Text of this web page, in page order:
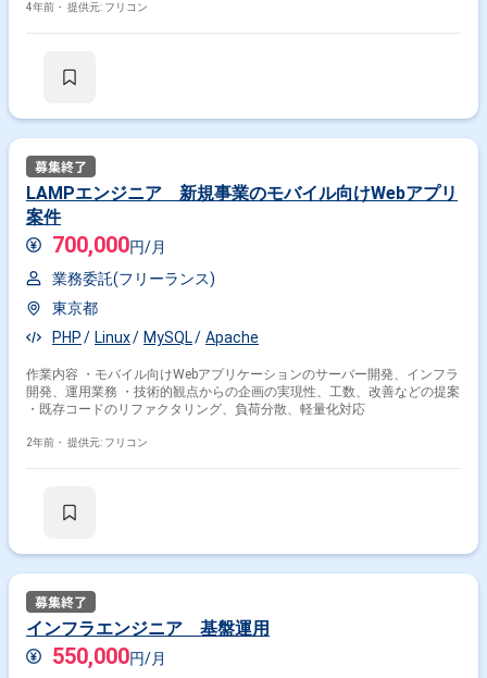
4年前・ 提供元: フリコン
LAMPエンジニア 新規事業のモバイル向けWebアプリ
案件
700,000円/月
業務委託(フリーランス)
東京都
PHP
Linux MySQL Apache
作業内容 ・モバイル向けWebアプリケーションのサーバー開発、インフラ
開発、運用業務 ・技術的観点からの企画の実現性、工数、改善などの提案
・既存コードのリファクタリング、負荷分散、軽量化対応
2年前・ 提供元: フリコン
インフラエンジニア 基盤運用
550,000円/月